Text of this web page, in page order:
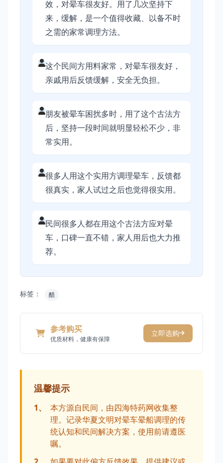
效，对晕车很友好。用了几次坚持下
来，缓解，是一个值得收藏、以备不时
之需的家常调理方法。
这个民间方用料家常，对晕车很友好，
亲戚用后反馈缓解，安全无负担。
朋友被晕车困扰多时，用了这个古法方
后，坚持一段时间就明显轻松不少，非
常实用。
很多人用这个实用方调理晕车，反馈都
很真实，家人试过之后也觉得很实用。
民间很多人都在用这个古法方应对晕
车，口碑一直不错，家人用后也大力推
荐。
标签： 醋
参考购买
优质材料，健康有保障
立即选购
温馨提示
1、
本方源自民间，由四海特药网收集整
理。记录华夏文明对晕车晕船调理的传
统认知和民间解决方案，使用前请遵医
嘱。